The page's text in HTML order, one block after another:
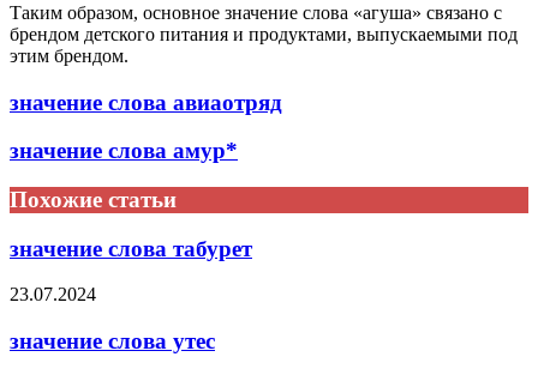
Таким образом, основное значение слова «агуша» связано с
брендом детского питания и продуктами, выпускаемыми под
этим брендом.
значение слова авиаотряд
значение слова амур*
Похожие статьи
значение слова табурет
23.07.2024
значение слова утес